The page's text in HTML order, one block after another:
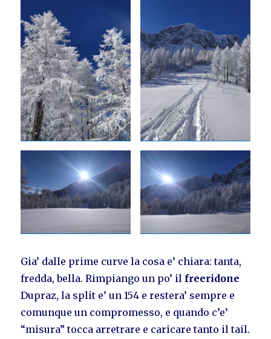
Gia’ dalle prime curve la cosa e’ chiara: tanta,
fredda, bella. Rimpiango un po’ il freeridone
Dupraz, la split e’ un 154 e restera’ sempre e
comunque un compromesso, e quando c’e’
“misura” tocca arretrare e caricare tanto il tail.